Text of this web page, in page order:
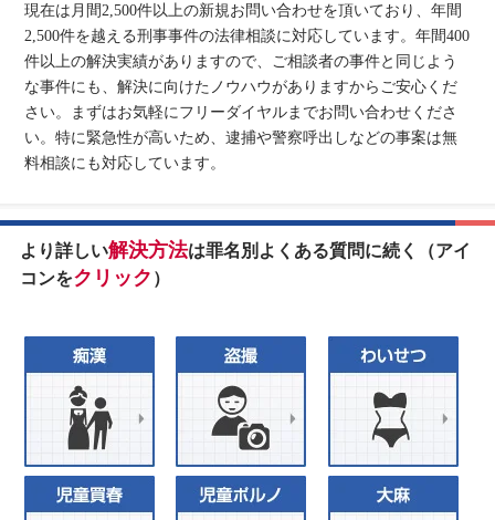
現在は月間2,500件以上の新規お問い合わせを頂いており、年間
2,500件を越える刑事事件の法律相談に対応しています。年間400
件以上の解決実績がありますので、ご相談者の事件と同じよう
な事件にも、解決に向けたノウハウがありますからご安心くだ
さい。まずはお気軽にフリーダイヤルまでお問い合わせくださ
い。特に緊急性が高いため、逮捕や警察呼出しなどの事案は無
料相談にも対応しています。
より詳しい解決方法は罪名別よくある質問に続く（アイ
コンをクリック ）